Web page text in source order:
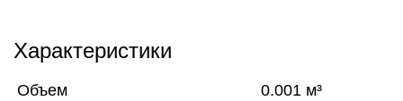
Характеристики
Объем 0.001 м³